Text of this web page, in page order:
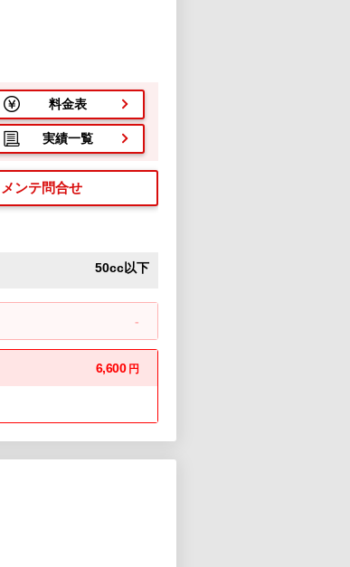
料金表
実績一覧
メンテ問合せ
50cc以下
-
6,600 円